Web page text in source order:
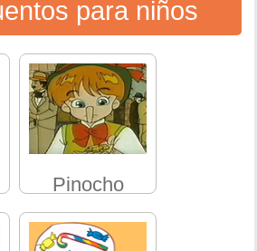
para niños
Pinocho